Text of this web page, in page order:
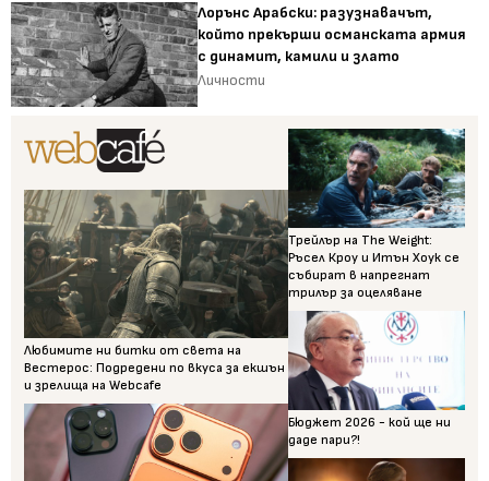
Лорънс Арабски: разузнавачът,
който прекърши османската армия
с динамит, камили и злато
Личности
Любимите ни битки от света на
Вестерос: Подредени по вкуса за екшън
и зрелища на Webcafe
Трейлър на The Weight:
Ръсел Кроу и Итън Хоук се
събират в напрегнат
трилър за оцеляване
Бюджет 2026 - кой ще ни
даде пари?!